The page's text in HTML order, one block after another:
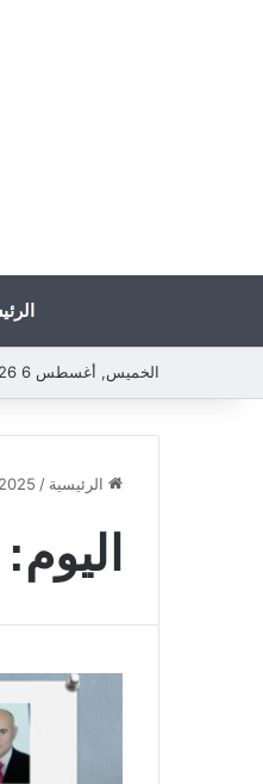
الخميس, أغسطس 6 2026
الرئيسية /
2025
اليوم: